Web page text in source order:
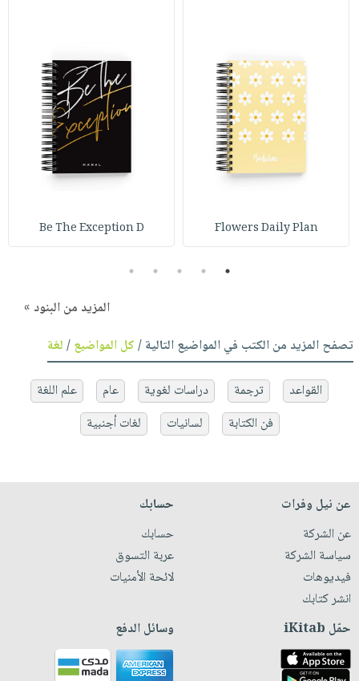
Flowers Daily Plan
Be The Exception D
1
2
3
4
5
المزيد من البنود »
تصفح المزيد من الكتب في المواضيع التالية /كل المواضيع/لغة
القواعد ترجمة دراسات لغوية عام
علم اللغة
فن الكتابة
لسانيات لغات أجنبية
عن نيل وفرات
عن الشركة
سياسة الشركة
فيديوهات
انشر كتابك
حسابك
حسابك
عربة التسوق
لائحة الأمنيات
حمّل iKitab وسائل الدفع